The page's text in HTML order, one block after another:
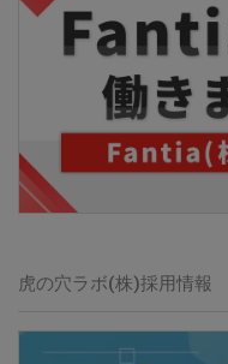
虎の穴ラボ(株)採用情報